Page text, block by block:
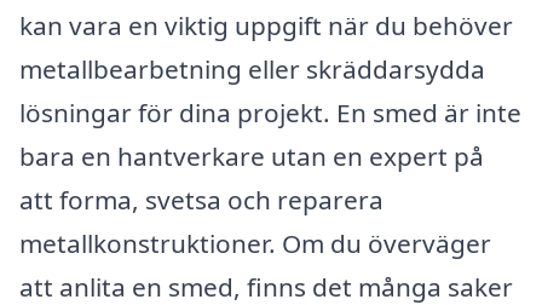
kan vara en viktig uppgift när du behöver
metallbearbetning eller skräddarsydda
lösningar för dina projekt. En smed är inte
bara en hantverkare utan en expert på
att forma, svetsa och reparera
metallkonstruktioner. Om du överväger
att anlita en smed, finns det många saker